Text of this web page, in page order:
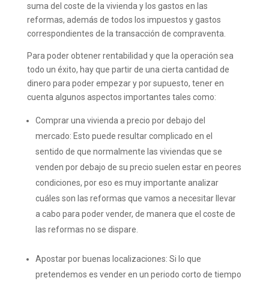
suma del coste de la vivienda y los gastos en las
reformas, además de todos los impuestos y gastos
correspondientes de la transacción de compraventa.
Para poder obtener rentabilidad y que la operación sea
todo un éxito, hay que partir de una cierta cantidad de
dinero para poder empezar y por supuesto, tener en
cuenta algunos aspectos importantes tales como:
Comprar una vivienda a precio por debajo del
mercado: Esto puede resultar complicado en el
sentido de que normalmente las viviendas que se
venden por debajo de su precio suelen estar en peores
condiciones, por eso es muy importante analizar
cuáles son las reformas que vamos a necesitar llevar
a cabo para poder vender, de manera que el coste de
las reformas no se dispare.
Apostar por buenas localizaciones: Si lo que
pretendemos es vender en un periodo corto de tiempo